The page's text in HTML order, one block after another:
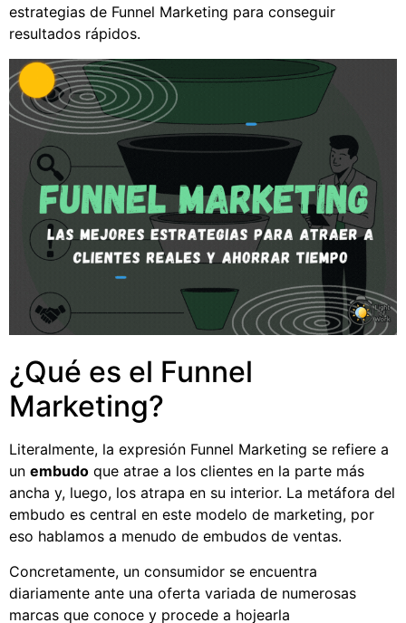
estrategias de Funnel Marketing para conseguir
resultados rápidos.
¿Qué es el Funnel
Marketing?
Literalmente, la expresión Funnel Marketing se refiere a
un embudo que atrae a los clientes en la parte más
ancha y, luego, los atrapa en su interior. La metáfora del
embudo es central en este modelo de marketing, por
eso hablamos a menudo de embudos de ventas.
Concretamente, un consumidor se encuentra
diariamente ante una oferta variada de numerosas
marcas que conoce y procede a hojearla